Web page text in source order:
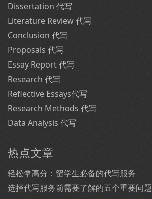
Dissertation 代写
Literature Review 代写
Conclusion 代写
Proposals 代写
Essay Report 代写
Research 代写
Reflective Essays代写
Research Methods 代写
Data Analysis 代写
热点文章
轻松拿高分：留学生必备的代写服务
选择代写服务前需要了解的五个重要问题